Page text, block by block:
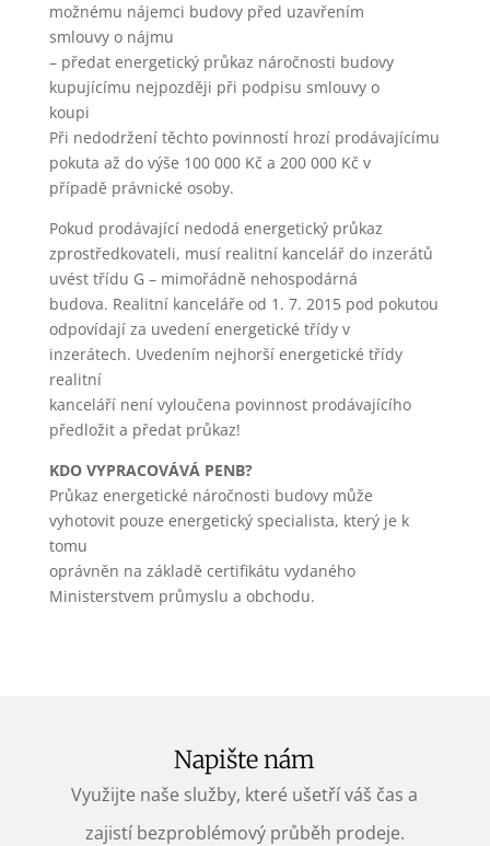
možnému nájemci budovy před uzavřením
smlouvy o nájmu
– předat energetický průkaz náročnosti budovy
kupujícímu nejpozději při podpisu smlouvy o
koupi
Při nedodržení těchto povinností hrozí prodávajícímu
pokuta až do výše 100 000 Kč a 200 000 Kč v
případě právnické osoby.
Pokud prodávající nedodá energetický průkaz
zprostředkovateli, musí realitní kancelář do inzerátů
uvést třídu G – mimořádně nehospodárná
budova. Realitní kanceláře od 1. 7. 2015 pod pokutou
odpovídají za uvedení energetické třídy v
inzerátech. Uvedením nejhorší energetické třídy
realitní
kanceláří není vyloučena povinnost prodávajícího
předložit a předat průkaz!
KDO VYPRACOVÁVÁ PENB?
Průkaz energetické náročnosti budovy může
vyhotovit pouze energetický specialista, který je k
tomu
oprávněn na základě certifikátu vydaného
Ministerstvem průmyslu a obchodu.
Napište nám
Využijte naše služby, které ušetří váš čas a
zajistí bezproblémový průběh prodeje.